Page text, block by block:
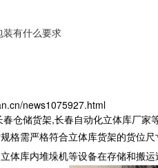
有什么要求
news1075927.html
春仓储货架,长春自动化立体库厂家
格需严格符合立体库货架的货位
库内堆垛机等设备在存储和搬